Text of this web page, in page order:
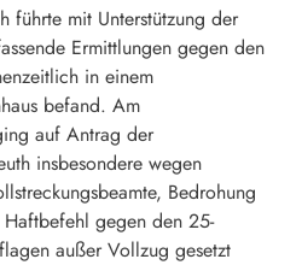
führte mit Unterstützung der
Ermittlungen gegen den
in einem
befand. Am
auf Antrag der
insbesondere wegen
Bedrohung
gegen den 25-
außer Vollzug gesetzt